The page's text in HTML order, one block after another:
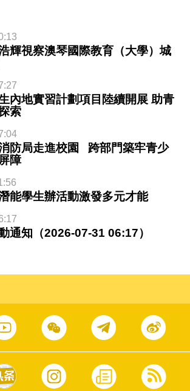
輝視察澳琴國際教育（大學）城
內地實習計劃項目陸續開展 助青
索
防局走進校園 跨部門築牢青少
障
能學生辦活動激發多元才能
通知（2026-07-31 06:17）